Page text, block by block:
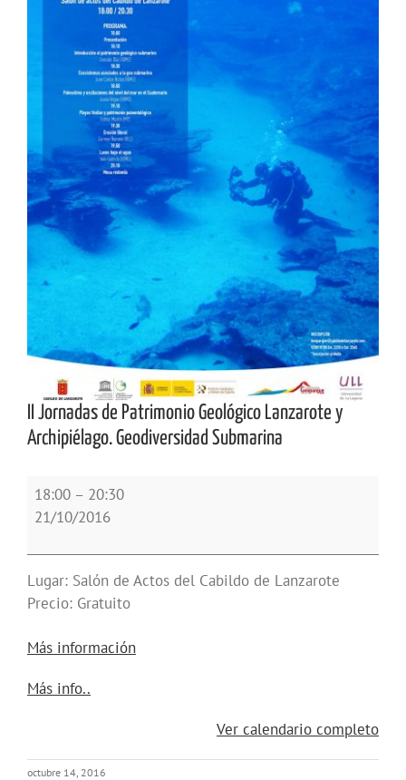
II Jornadas de Patrimonio Geológico Lanzarote y
Archipiélago. Geodiversidad Submarina
Jornadas
Patrimonio
Geológico
Lanzarote
Archipiélago.
Submarina
18:00 – 20:30
21/10/2016
Lugar: Salón de Actos del Cabildo de Lanzarote
Precio: Gratuito
Más información
Más info..
Ver calendario completo
octubre 14, 2016